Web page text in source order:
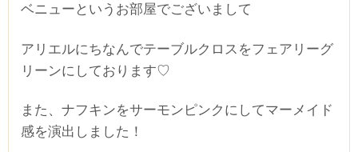
ベニューというお部屋でございまして
アリエルにちなんでテーブルクロスをフェアリーグ
リーンにしております♡
また、ナフキンをサーモンピンクにしてマーメイド
感を演出しました！
■■■日付■■■